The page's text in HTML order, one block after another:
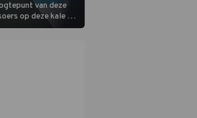
van deze
op deze kale col